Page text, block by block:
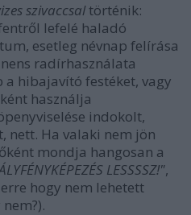
szivaccsaltörténik:
lefelé haladó
esetleg névnap felírása
radírhasználata
hibajavító festéket, vagy
használja
indokolt,
nett. Ha valaki nem jön
mondja hangosan a
LESSSSZ!",
hogy nem lehetett